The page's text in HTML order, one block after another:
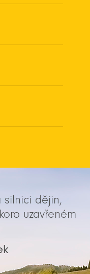
silnici dějin,
uzavřeném